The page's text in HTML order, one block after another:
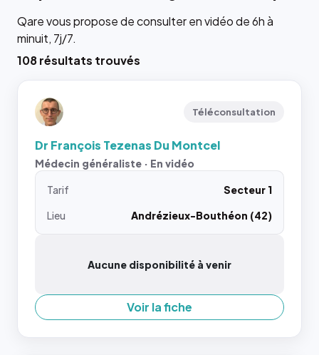
Qare vous propose de consulter en vidéo de 6h à
minuit, 7j/7.
108 résultats trouvés
Téléconsultation
Dr François Tezenas Du Montcel
Médecin généraliste · En vidéo
Tarif
Secteur 1
Lieu
Andrézieux-Bouthéon (42)
Aucune disponibilité à venir
Voir la fiche